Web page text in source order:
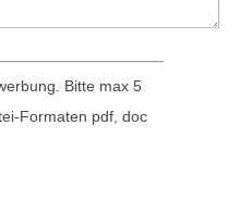
Bitte max 5
Formaten pdf, doc